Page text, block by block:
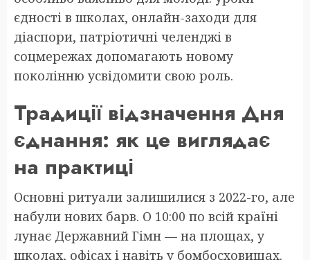
єдності в школах, онлайн-заходи для
діаспори, патріотичні челенджі в
соцмережах допомагають новому
поколінню усвідомити свою роль.
Традиції відзначення Дня
єднання: як це виглядає
на практиці
Основні ритуали залишилися з 2022-го, але
набули нових барв. О 10:00 по всій країні
лунає Державний Гімн — на площах, у
школах, офісах і навіть у бомбосховищах.